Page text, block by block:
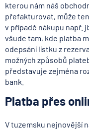
kterou nám náš
přefakturovat, může
v případě nákupu např.
všude tam, kde platba
odepsání lístku z
možných způsobů
představuje zejména
bank.
Platba přes
V tuzemsku nejnovější